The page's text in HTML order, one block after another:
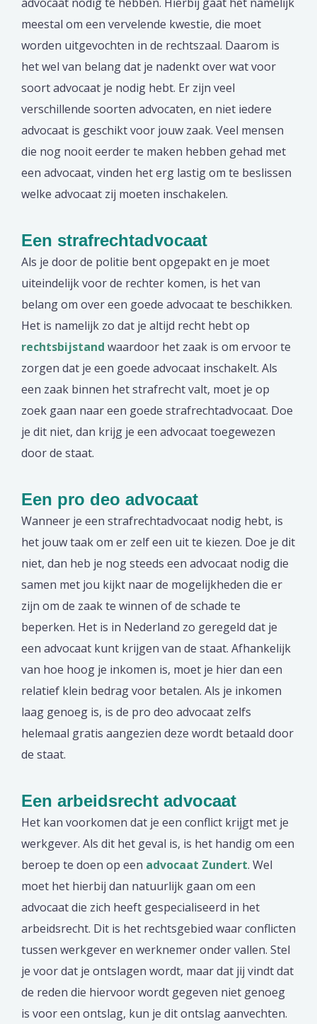
meestal om een vervelende kwestie, die moet
worden uitgevochten in de rechtszaal. Daarom is
het wel van belang dat je nadenkt over wat voor
soort advocaat je nodig hebt. Er zijn veel
verschillende soorten advocaten, en niet iedere
advocaat is geschikt voor jouw zaak. Veel mensen
die nog nooit eerder te maken hebben gehad met
een advocaat, vinden het erg lastig om te beslissen
welke advocaat zij moeten inschakelen.
Een strafrechtadvocaat
Als je door de politie bent opgepakt en je moet
uiteindelijk voor de rechter komen, is het van
belang om over een goede advocaat te beschikken.
Het is namelijk zo dat je altijd recht hebt op
rechtsbijstand waardoor het zaak is om ervoor te
zorgen dat je een goede advocaat inschakelt. Als
een zaak binnen het strafrecht valt, moet je op
zoek gaan naar een goede strafrechtadvocaat. Doe
je dit niet, dan krijg je een advocaat toegewezen
door de staat.
Een pro deo advocaat
Wanneer je een strafrechtadvocaat nodig hebt, is
het jouw taak om er zelf een uit te kiezen. Doe je dit
niet, dan heb je nog steeds een advocaat nodig die
samen met jou kijkt naar de mogelijkheden die er
zijn om de zaak te winnen of de schade te
beperken. Het is in Nederland zo geregeld dat je
een advocaat kunt krijgen van de staat. Afhankelijk
van hoe hoog je inkomen is, moet je hier dan een
relatief klein bedrag voor betalen. Als je inkomen
laag genoeg is, is de pro deo advocaat zelfs
helemaal gratis aangezien deze wordt betaald door
de staat.
Een arbeidsrecht advocaat
Het kan voorkomen dat je een conflict krijgt met je
werkgever. Als dit het geval is, is het handig om een
beroep te doen op een advocaat Zundert. Wel
moet het hierbij dan natuurlijk gaan om een
advocaat die zich heeft gespecialiseerd in het
arbeidsrecht. Dit is het rechtsgebied waar conflicten
tussen werkgever en werknemer onder vallen. Stel
je voor dat je ontslagen wordt, maar dat jij vindt dat
de reden die hiervoor wordt gegeven niet genoeg
is voor een ontslag, kun je dit ontslag aanvechten.